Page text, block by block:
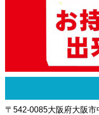
〒542-0085大阪府大阪